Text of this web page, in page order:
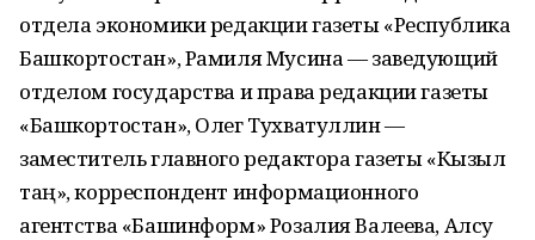
отдела экономики редакции газеты «Республика
Башкортостан», Рамиля Мусина — заведующий
отделом государства и права редакции газеты
«Башкортостан», Олег Тухватуллин —
заместитель главного редактора газеты «Кызыл
таң», корреспондент информационного
агентства «Башинформ» Розалия Валеева, Алсу